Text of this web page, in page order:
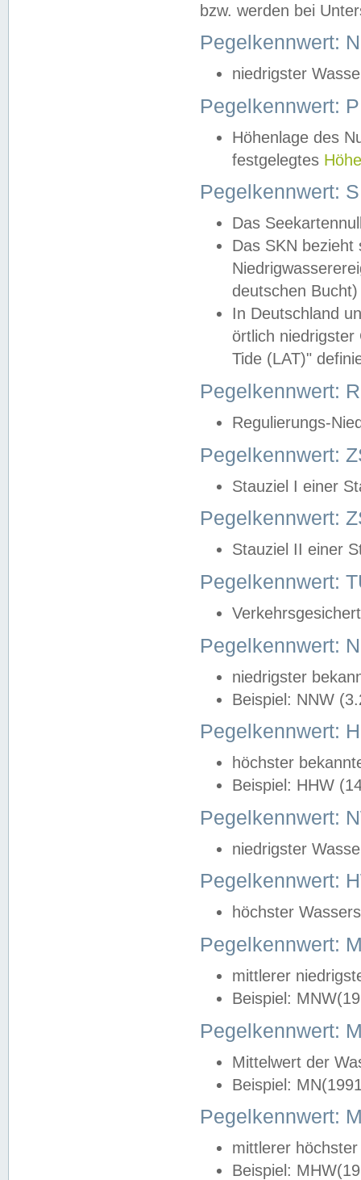
bzw. werden bei
Pegelkennwert:
niedrigster
Pegelkennwert:
Höhenlage des
festgelegtes
Pegelkennwert:
Das
Das SKN
deutschen
In Deutschland
örtlich
Tide (LAT)"
Pegelkennwert:
Regulierungs-
Pegelkennwert:
Stauziel I einer
Pegelkennwert:
Stauziel II einer
Pegelkennwert:
Pegelkennwert:
niedrigster
Beispiel: NNW
Pegelkennwert:
höchster
Beispiel: HHW
Pegelkennwert:
niedrigster
Pegelkennwert:
höchster
Pegelkennwert:
mittlerer
Beispiel:
Pegelkennwert:
Mittelwert der
Beispiel:
Pegelkennwert:
mittlerer
Beispiel: